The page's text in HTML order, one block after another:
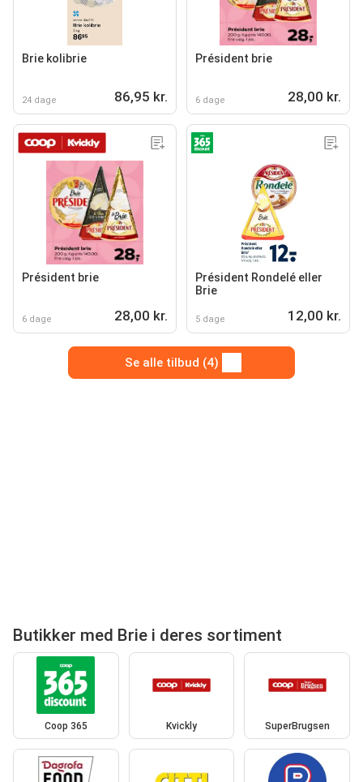
Brie kolibrie
24 dage 86,95 kr.
Président brie
6 dage 28,00 kr.
Président brie
6 dage 28,00 kr.
Président Rondelé eller
Brie
5 dage 12,00 kr.
Se alle tilbud (4)
Butikker med Brie i deres sortiment
Coop 365 Kvickly SuperBrugsen